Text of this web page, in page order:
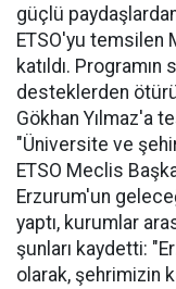
güçlü
ETSO'yu temsilen
katıldı.
desteklerden ötürü
Gökhan Yılmaz'a
"Üniversite ve
ETSO Meclis
Erzurum'un
yaptı, kurumlar
şunları kaydetti:
olarak, şehrimizin